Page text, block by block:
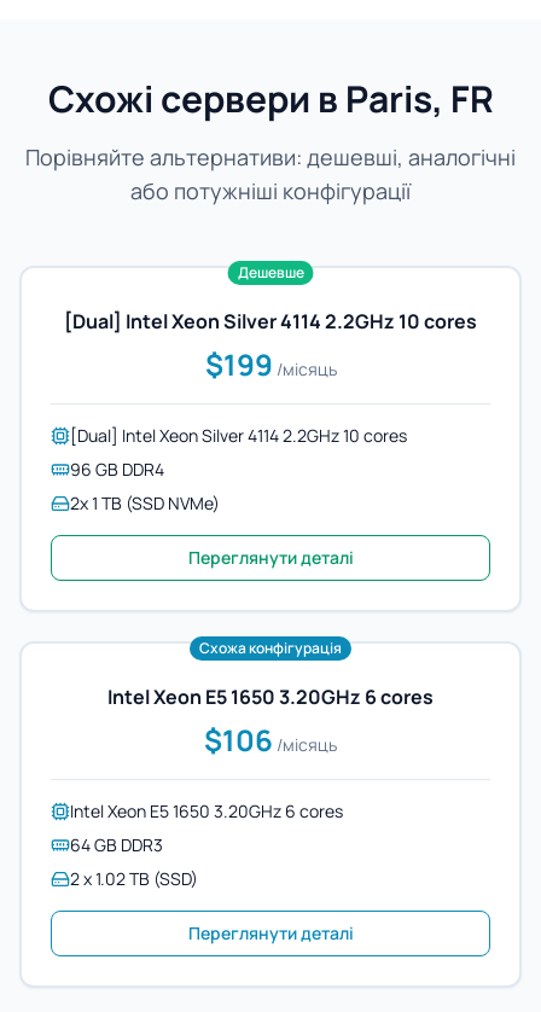
Схожі сервери в Paris, FR
Порівняйте альтернативи: дешевші, аналогічні
або потужніші конфігурації
Дешевше
[Dual] Intel Xeon Silver 4114 2.2GHz 10 cores
$199 /місяць
[Dual] Intel Xeon Silver 4114 2.2GHz 10 cores
96 GB DDR4
2x 1 TB (SSD NVMe)
Переглянути деталі
Схожа конфігурація
Intel Xeon E5 1650 3.20GHz 6 cores
$106 /місяць
Intel Xeon E5 1650 3.20GHz 6 cores
64 GB DDR3
2 x 1.02 TB (SSD)
Переглянути деталі